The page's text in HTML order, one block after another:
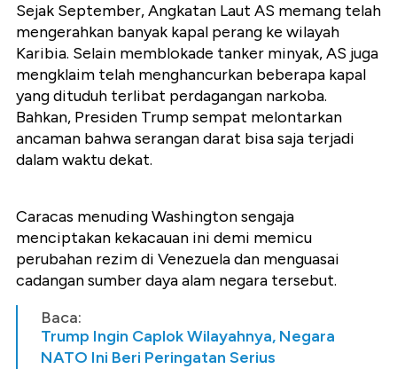
Sejak September, Angkatan Laut AS memang telah
mengerahkan banyak kapal perang ke wilayah
Karibia. Selain memblokade tanker minyak, AS juga
mengklaim telah menghancurkan beberapa kapal
yang dituduh terlibat perdagangan narkoba.
Bahkan, Presiden Trump sempat melontarkan
ancaman bahwa serangan darat bisa saja terjadi
dalam waktu dekat.
Caracas menuding Washington sengaja
menciptakan kekacauan ini demi memicu
perubahan rezim di Venezuela dan menguasai
cadangan sumber daya alam negara tersebut.
Baca:
Trump Ingin Caplok Wilayahnya, Negara
NATO Ini Beri Peringatan Serius